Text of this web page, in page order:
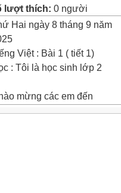
lượt thích: 0 người
Hai ngày 8 tháng 9 năm
Việt : Bài 1 ( tiết 1)
: Tôi là học sinh lớp 2
mừng các em đến